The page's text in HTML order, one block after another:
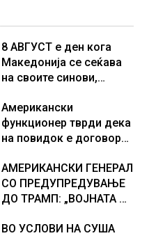
8 АВГУСТ е ден кога
Македонија се сеќава
на своите синови,
Христијан Мицкоски по
повод 25 годишнината
од загинувањето на
бранители
Американски
функционер тврди дека
на повидок е договор
АМЕРИКАНСКИ ГЕНЕРАЛ
СО ПРЕДУПРЕДУВАЊЕ
ДО ТРАМП: „ВОЈНАТА НЕ
ВО УСЛОВИ НА СУША